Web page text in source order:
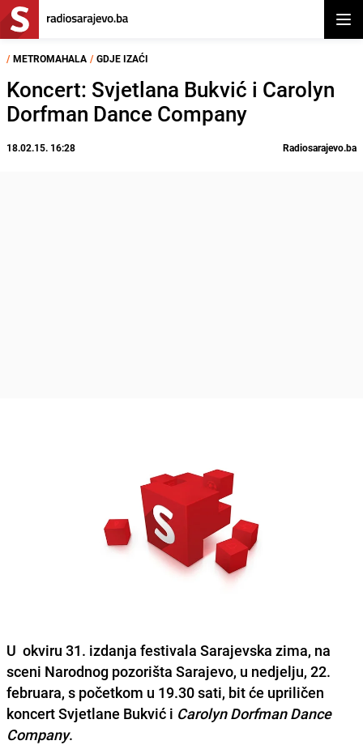
/ METROMAHALA / GDJE IZAĆI
Koncert: Svjetlana Bukvić i Carolyn
Dorfman Dance Company
18.02.15. 16:28 Radiosarajevo.ba
U okviru 31. izdanja festivala Sarajevska zima, na
sceni Narodnog pozorišta Sarajevo, u nedjelju, 22.
februara, s početkom u 19.30 sati, bit će upriličen
koncertSvjetlane Bukvić i Carolyn Dorfman Dance
Company.